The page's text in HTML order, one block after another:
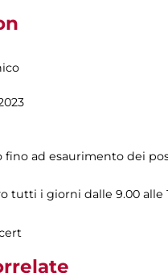
fino ad esaurimento dei
tutti i giorni dalle 9.00 alle